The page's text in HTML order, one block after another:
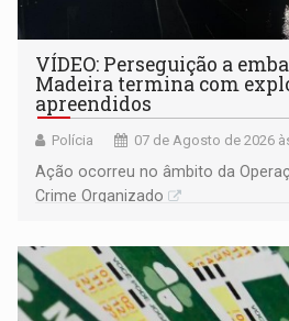
VÍDEO: Perseguição a
Madeira termina com
apreendidos
Polícia 07 de Agosto de 2026
Ação ocorreu no âmbito da
Crime Organizado